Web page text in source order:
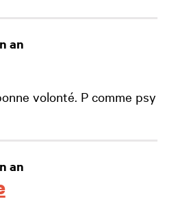
an
volonté. P comme psy
an